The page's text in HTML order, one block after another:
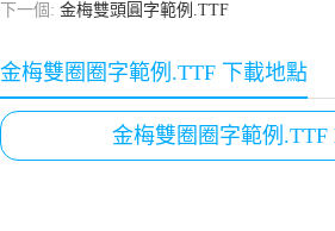
下一個: 金梅雙頭圓字範例.TTF
金梅雙圈圈字範例.TTF 下載地點
金梅雙圈圈字範例.TTF